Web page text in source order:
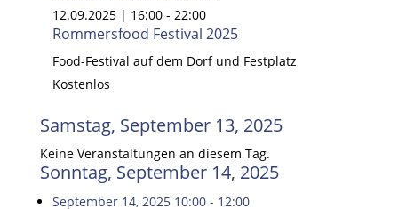
12.09.2025 | 16:00- 22:00
Rommersfood Festival 2025
Food-Festival auf dem Dorf und Festplatz
Kostenlos
Samstag, September 13, 2025
Keine Veranstaltungen an diesem Tag.
Sonntag, September 14, 2025
September 14, 2025 10:00 - 12:00